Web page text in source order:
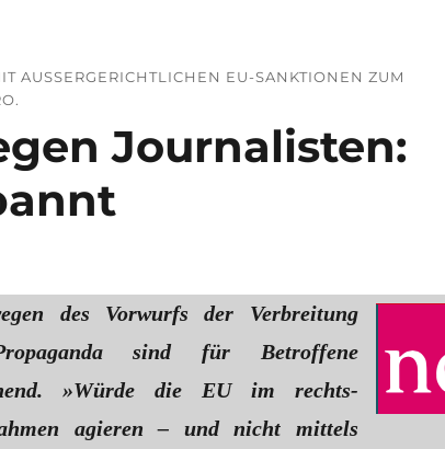
EU-SANKTIONEN ZUM A
Journalisten:
des Vorwurfs der Verbreitung
sind für Betroffene
»Würde die EU im rechts­
agieren – und nicht mittels